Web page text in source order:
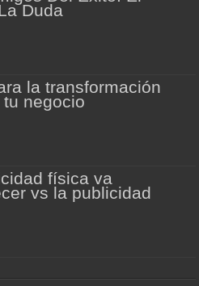
Duda
la transformación
negocio
física va
vs la publicidad